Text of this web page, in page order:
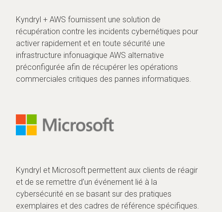
Kyndryl + AWS fournissent une solution de
récupération contre les incidents cybernétiques pour
activer rapidement et en toute sécurité une
infrastructure infonuagique AWS alternative
préconfigurée afin de récupérer les opérations
commerciales critiques des pannes informatiques.
Kyndryl et Microsoft permettent aux clients de réagir
et de se remettre d’un événement lié à la
cybersécurité en se basant sur des pratiques
exemplaires et des cadres de référence spécifiques.